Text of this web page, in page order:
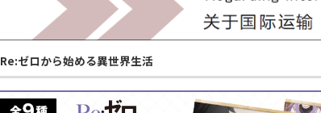
Re:ゼロから始める異世界生活